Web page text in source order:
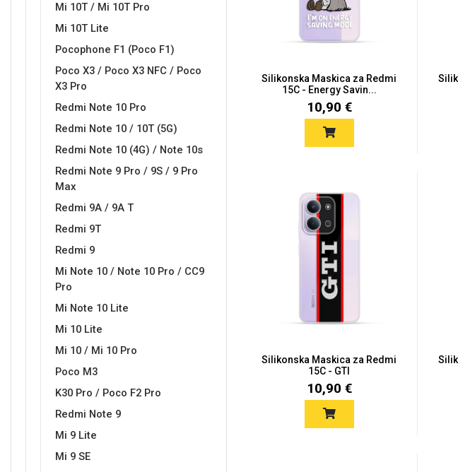
Mi 10T / Mi 10T Pro
Mi 10T Lite
Pocophone F1 (Poco F1)
Poco X3 / Poco X3 NFC / Poco
X3 Pro
Redmi Note 10 Pro
Redmi Note 10 / 10T (5G)
Redmi Note 10 (4G) / Note 10s
Redmi Note 9 Pro / 9S / 9 Pro
Max
Redmi 9A / 9A T
Redmi 9T
Redmi 9
Mi Note 10 / Note 10 Pro / CC9
Pro
Mi Note 10 Lite
Mi 10 Lite
Mi 10 / Mi 10 Pro
Poco M3
K30 Pro / Poco F2 Pro
Redmi Note 9
Mi 9 Lite
Mi 9 SE
Silikonska Maskica za Redmi
15C - Energy Savin...
10,90 €
Silikonska Maskica za Redmi
15C - GTI
10,90 €
Obiteljski motivi